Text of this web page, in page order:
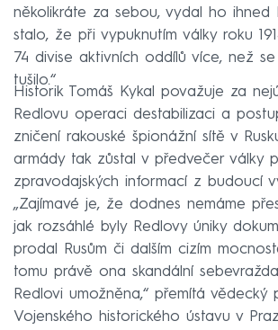
několikráte za sebou, vydal ho ihned
stalo, že při vypuknutím války roku
74 divise aktivních oddílů více, než se
tušilo.“
Historik Tomáš Kykal považuje za
Redlovu operaci destabilizaci a
zničení rakouské špionážní sítě v
armády tak zůstal v předvečer války
zpravodajských informací z budoucí
„Zajímavé je, že dodnes nemáme
jak rozsáhlé byly Redlovy úniky
prodal Rusům či dalším cizím
tomu právě ona skandální
Redlovi umožněna,“ přemítá vědecký
Vojenského historického ústavu v